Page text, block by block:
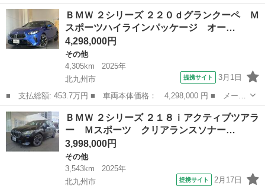
ー名： ＢＭＷ ■ 車種名： Ｘ３ ■ グレード名： ｘＤｒｉｖ
ｅ ２０ｄ Ｍスポーツ 認定中古車 ベンチレーション シートヒ
ーティング...
福岡 北九州市
ＢＭＷ ２シリーズ ２２０ｄグランクーペ Ｍ
スポーツハイラインパッケージ オー…
4,298,000円
その他
4,305km
2025年
北九州市
提携サイト 3月1日
■ 支払総額: 453.7万円 ■ 車両本体価格： 4,298,000 円 ■ メーカ
ー名： ＢＭＷ ■ 車種名： ２シリーズ ■ グレード名： ２２０
ｄグランクーペ Ｍスポーツハイラインパッケージ オートクルーズ
コントロ...
福岡 北九州市
ＢＭＷ ２シリーズ ２１８ｉアクティブツアラ
ー Ｍスポーツ クリアランスソナー…
3,998,000円
その他
3,543km
2025年
北九州市
提携サイト 2月17日